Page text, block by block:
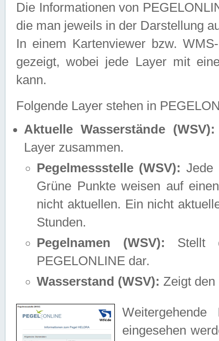
Die Informationen von
die man jeweils in der Darstellung
In einem Kartenviewer bzw.
gezeigt, wobei jede Layer mit
kann.
Folgende Layer stehen in
Aktuelle Wasserstände (WSV):
Layer zusammen.
Pegelmessstelle (WSV): Jede
Grüne Punkte weisen auf
nicht aktuellen. Ein nicht
Stunden.
Pegelnamen (WSV): Stellt
PEGELONLINE dar.
Wasserstand (WSV): Zeigt den
eingesehen